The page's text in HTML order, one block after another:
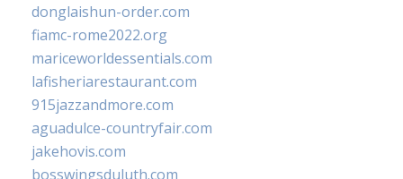
donglaishun-order.com
fiamc-rome2022.org
mariceworldessentials.com
lafisheriarestaurant.com
915jazzandmore.com
aguadulce-countryfair.com
jakehovis.com
bosswingsduluth.com